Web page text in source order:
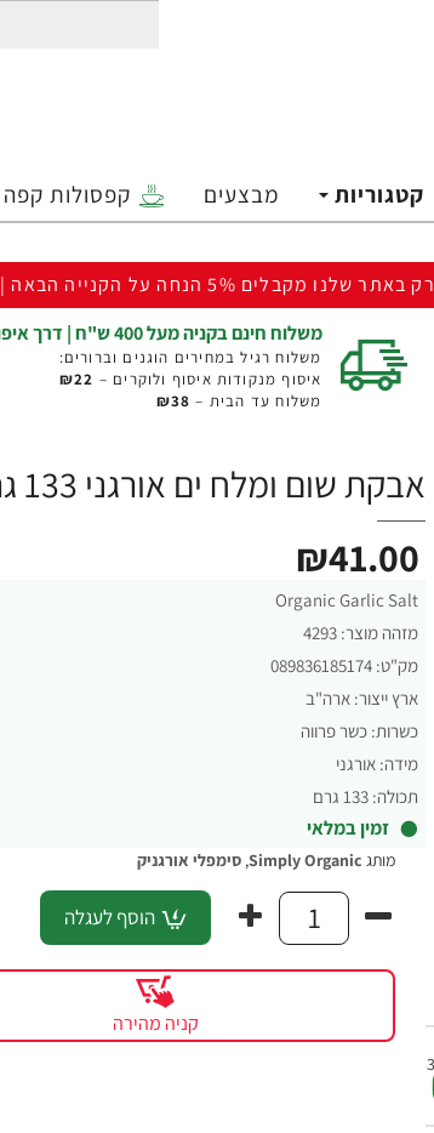
קטגוריות מבצעים קפסולות קפה
רק באתר שלנו מקבלים 5% הנחה על הקנייה הבאה |
משלוח חינם בקניה מעל 400 ש"ח | דרך איפוסט עד 5 ק"ג
משלוח רגיל במחירים הוגנים וברורים:
איסוף מנקודות איסוף ולוקרים – ₪22
משלוח עד הבית – ₪38
אבקת שום ומלח ים אורגני 133 גרם - Simply Organic
Organic Garlic Salt
מזהה מוצר: 4293
מק"ט: 089836185174
ארץ ייצור: ארה"ב
כשרות: כשר פרווה
מידה: אורגני
תכולה: 133 גרם
זמין במלאי
₪41.00
מותג Simply Organic
, סימפלי אורגניק
הוסף לעגלה
קניה מהירה